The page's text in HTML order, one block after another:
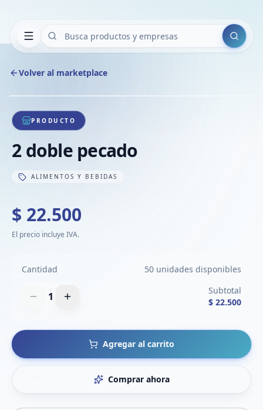
Buscar
Volver al marketplace
1/1
PRODUCTO
2 doble pecado
ALIMENTOS Y BEBIDAS
$ 22.500
El precio incluye IVA.
Cantidad 50 unidades disponibles
1
Subtotal
$ 22.500
Agregar al carrito
Comprar ahora